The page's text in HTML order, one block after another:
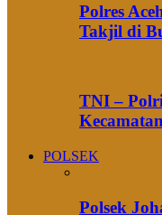
Polres
Takjil di
TNI –
POLSEK
Polsek